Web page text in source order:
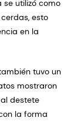
utilizó como
esto
en la
tuvo un
mostraron
destete
la forma